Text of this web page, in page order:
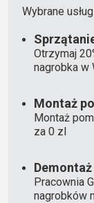
Wybrane
Otrzymaj
nagrobka w
Montaż
Montaż
za 0 zl
Pracownia
nagrobków